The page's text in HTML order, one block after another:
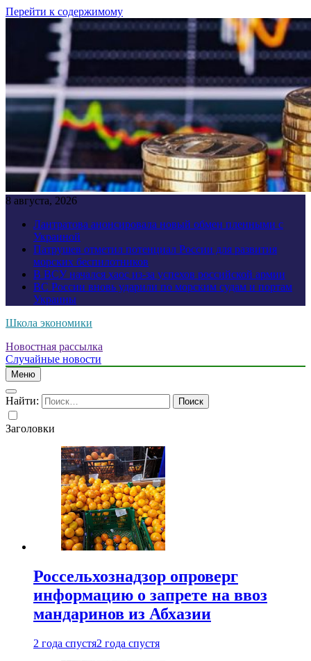
Перейти к содержимому
8 августа, 2026
Лантратова анонсировала новый обмен пленными с
Украиной
Патрушев отметил потенциал России для развития
морских беспилотников
В ВСУ начался хаос из-за успехов российской армии
ВС России вновь ударили по морским судам и портам
Украины
Школа экономики
Новостная рассылка
Случайные новости
Меню
Найти:
Заголовки
Россельхознадзор опроверг
информацию о запрете на ввоз
мандаринов из Абхазии
2 года спустя2 года спустя